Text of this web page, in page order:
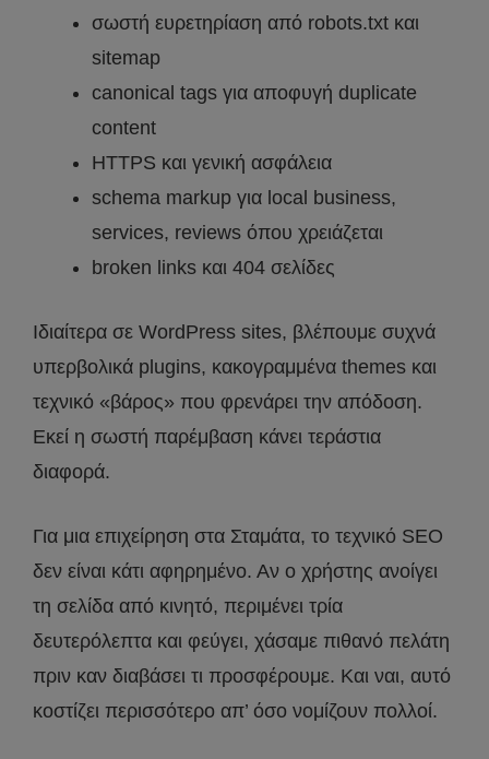
σωστή ευρετηρίαση από robots.txt και
sitemap
canonical tags για αποφυγή duplicate
content
HTTPS και γενική ασφάλεια
schema markup για local business,
services, reviews όπου χρειάζεται
broken links και 404 σελίδες
Ιδιαίτερα σε WordPress sites, βλέπουμε συχνά
υπερβολικά plugins, κακογραμμένα themes και
τεχνικό «βάρος» που φρενάρει την απόδοση.
Εκεί η σωστή παρέμβαση κάνει τεράστια
διαφορά.
Για μια επιχείρηση στα Σταμάτα, το τεχνικό SEO
δεν είναι κάτι αφηρημένο. Αν ο χρήστης ανοίγει
τη σελίδα από κινητό, περιμένει τρία
δευτερόλεπτα και φεύγει, χάσαμε πιθανό πελάτη
πριν καν διαβάσει τι προσφέρουμε. Και ναι, αυτό
κοστίζει περισσότερο απ’ όσο νομίζουν πολλοί.